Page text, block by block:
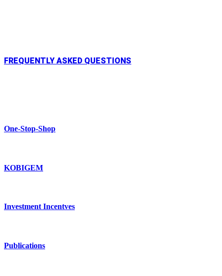
FREQUENTLY ASKED QUESTIONS
One-Stop-Shop
KOBIGEM
Investment Incentves
Publications